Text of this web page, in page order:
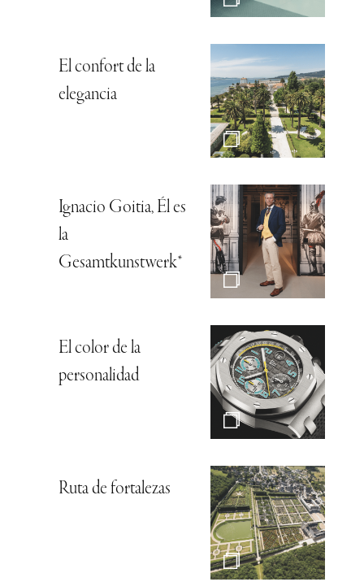
El confort de la
elegancia
Ignacio Goitia, Él es
la
Gesamtkunstwerk*
El color de la
personalidad
Ruta de fortalezas